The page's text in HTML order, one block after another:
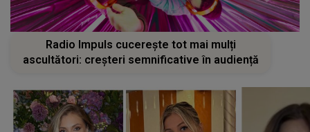
Radio Impuls cucerește tot mai mulți
ascultători: creșteri semnificative în audiență